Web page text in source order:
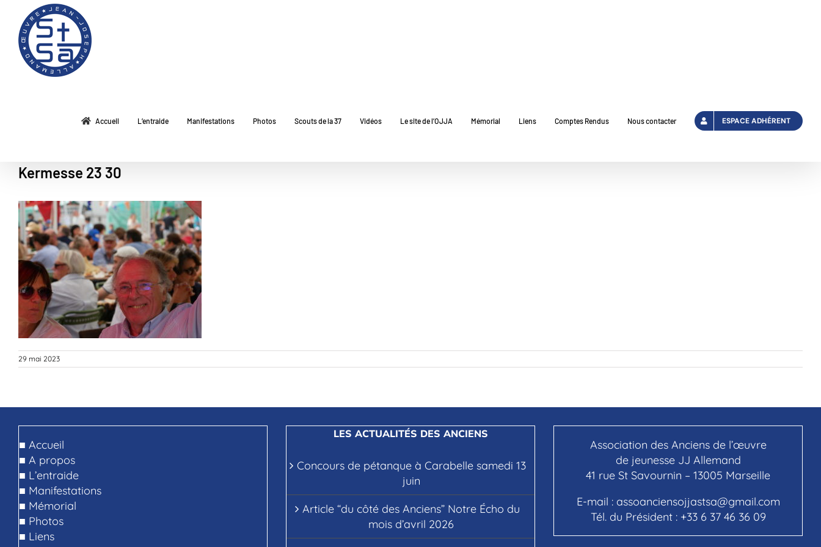
contenu
Accueil L’entraide Manifestations Photos Scouts de la 37 Vidéos Le site de l’OJJA Mémorial Liens Comptes Rendus Nous contacter ESPACE ADHÉRENT
Kermesse 23 30
29 mai 2023
■ Accueil
■ A propos
■ L’entraide
■ Manifestations
■ Mémorial
■ Photos
■ Liens
LES ACTUALITÉS DES ANCIENS
Concours de pétanque à Carabelle samedi 13
juin
Article “du côté des Anciens” Notre Écho du
mois d’avril 2026
Association des Anciens de l’œuvre
de jeunesse JJ Allemand
41 rue St Savournin – 13005 Marseille
E-mail : assoanciensojjastsa@gmail.com
Tél. du Président : +33 6 37 46 36 09